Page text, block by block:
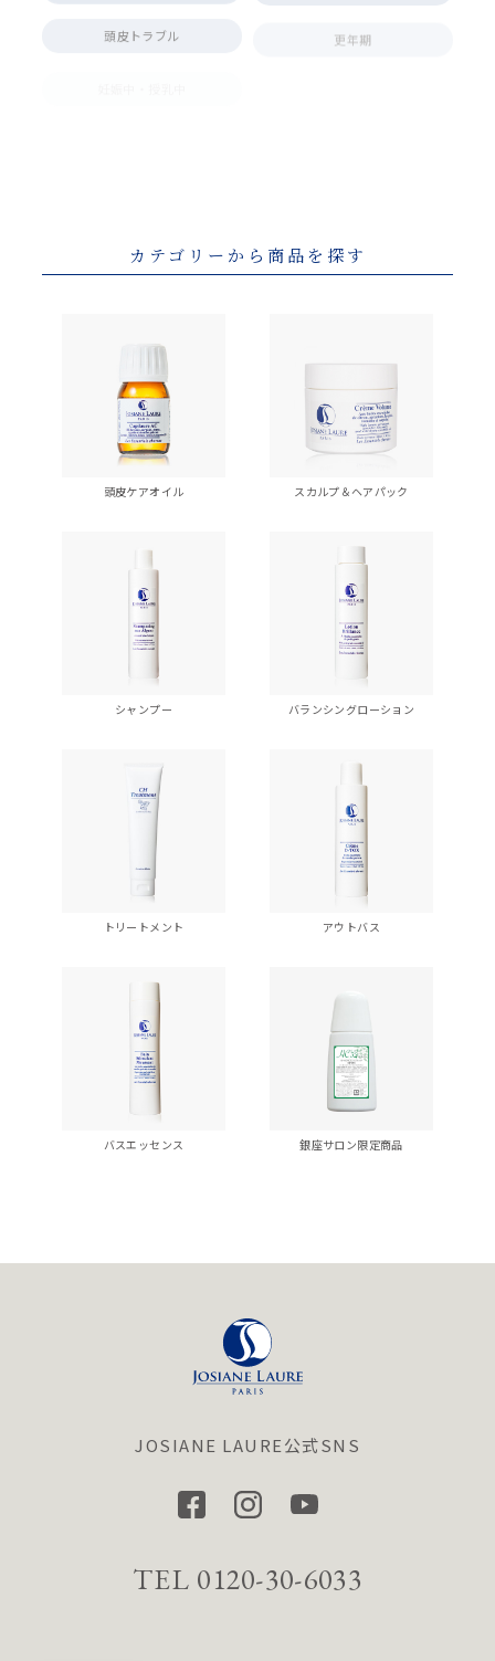
頭皮トラブル 更年期
カテゴリーから商品を探す
頭皮ケアオイル スカルプ＆ヘアパック
シャンプー バランシングローション
トリートメント アウトバス
バスエッセンス 銀座サロン限定商品
JOSIANE LAURE公式SNS
TEL 0120-30-6033